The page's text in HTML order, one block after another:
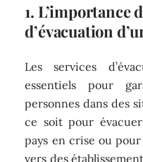
1. L’importance
d’évacuation
Les services
essentiels pour
personnes dans des
ce soit pour évacuer
pays en crise ou
vers des